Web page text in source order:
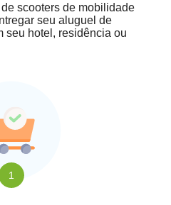
scooters de mobilidade
seu aluguel de
seu hotel, residência ou
1